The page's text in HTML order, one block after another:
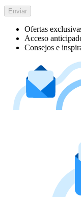
Enviar
Ofertas
Acceso
Consejos e